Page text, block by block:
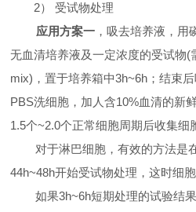
2）
受试物处理
应用方案一，吸去培养液，用
无血清培养液及一定浓度的受试物(
mix) ，置于培养箱中3h~6h ；结束
PBS洗细胞，加人含10%血清的新
1.5个~2.0个正常细胞周期后收集细
对于淋巴细胞，有效的方法是
44h~48h开始受试物处理，这时细
如果3h~6h短期处理的试验结